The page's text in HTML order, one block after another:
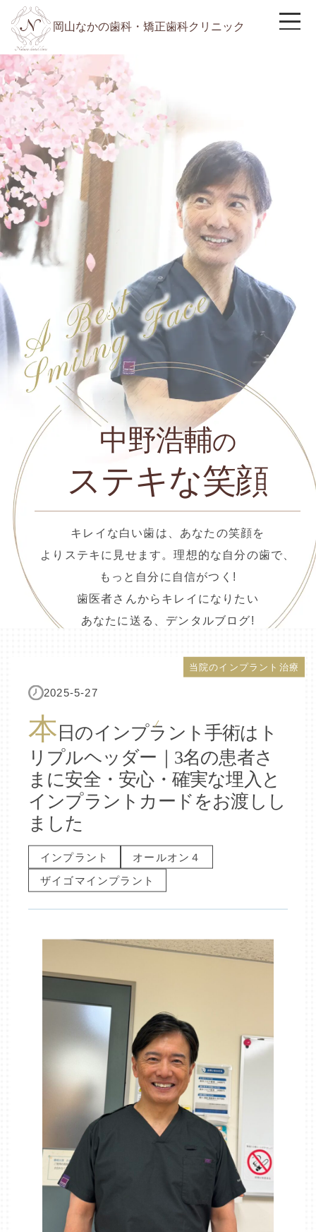
岡山なかの歯科・矯正歯科クリニック
中野浩輔の
ステキな笑顔
キレイな白い歯は、あなたの笑顔を
よりステキに見せます。理想的な自分の歯で、
もっと自分に自信がつく!
歯医者さんからキレイになりたい
あなたに送る、デンタルブログ!
当院のインプラント治療
2025-5-27
本日のインプラント手術はト
リプルヘッダー｜3名の患者さ
まに安全・安心・確実な埋入と
インプラントカードをお渡しし
ました
インプラント
オールオン４
ザイゴマインプラント